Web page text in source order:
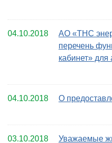
04.10.2018
АО «ТНС
перечень
кабинет» для
04.10.2018 О
03.10.2018 Уважаемые